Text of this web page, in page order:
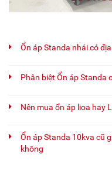
Ổn áp Standa nhái có
Phân biệt Ổn áp Standa
Nên mua ổn áp lioa hay
Ổn áp Standa 10kva cũ
không